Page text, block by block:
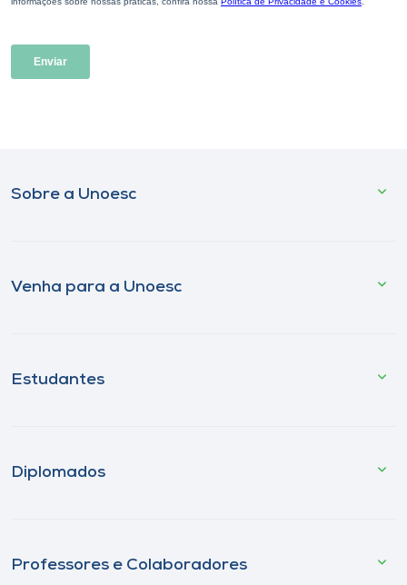
Sobre a Unoesc
Venha para a Unoesc
Estudantes
Diplomados
Professores e Colaboradores